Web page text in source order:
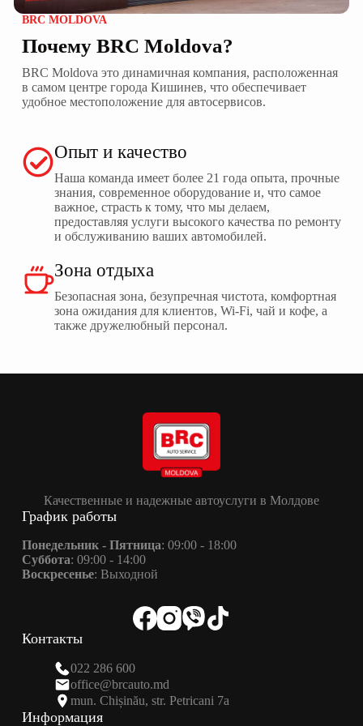
BRC MOLDOVA
Почему BRC Moldova?
BRC Moldova это динамичная компания, расположенная
в самом центре города Кишинев, что обеспечивает
удобное местоположение для автосервисов.
Опыт и качество
Наша команда имеет более 21 года опыта, прочные
знания, современное оборудование и, что самое
важное, страсть к тому, что мы делаем,
предоставляя услуги высокого качества по ремонту
и обслуживанию ваших автомобилей.
Зона отдыха
Безопасная зона, безупречная чистота, комфортная
зона ожидания для клиентов, Wi-Fi, чай и кофе, а
также дружелюбный персонал.
Качественные и надежные автоуслуги в Молдове
Контакты
022 286 600
office@brcauto.md
mun. Chișinău, str. Petricani 7a
Информация
График работы
Понедельник - Пятница: 09:00 - 18:00
Суббота: 09:00 - 14:00
Воскресенье: Выходной